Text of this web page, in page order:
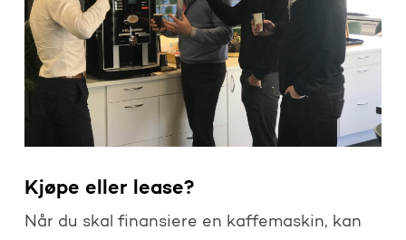
Kjøpe eller lease?
Når du skal finansiere en kaffemaskin, kan